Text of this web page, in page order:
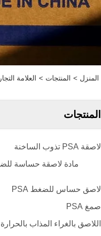
المنزل > المنتجات > العلامة
المنتجات
لاصقة PSA تذوب الساخنة
مادة لاصقة حساسة
لاصق حساس للضغط PSA
صمغ PSA
اللاصق بالغراء المذاب بالحرارة